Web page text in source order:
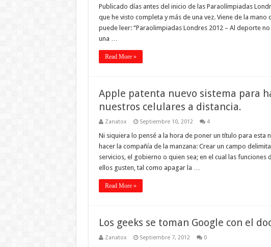
Publicado días antes del inicio de las Paraolímpiadas
que he visto completa y más de una vez. Viene de la
puede leer: “Paraolimpiadas Londres 2012 – Al deporte
una …
Read More »
Apple patenta nuevo sistema para
nuestros celulares a distancia.
Zanatox Septiembre 10, 2012 4
Ni siquiera lo pensé a la hora de poner un título para esta
hacer la compañía de la manzana: Crear un campo
servicios, el gobierno o quien sea; en el cual las
ellos gusten, tal como apagar la …
Read More »
Los geeks se toman Google con el
Zanatox Septiembre 7, 2012 0